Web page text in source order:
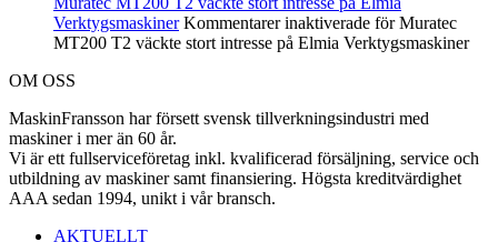
Verktygsmaskiner Kommentarer inaktiverade för Muratec
MT200 T2 väckte stort intresse på Elmia Verktygsmaskiner
OM OSS
MaskinFransson har försett svensk tillverkningsindustri med
maskiner i mer än 60 år.
Vi är ett fullserviceföretag inkl. kvalificerad försäljning, service och
utbildning av maskiner samt finansiering. Högsta kreditvärdighet
AAA sedan 1994, unikt i vår bransch.
AKTUELLT